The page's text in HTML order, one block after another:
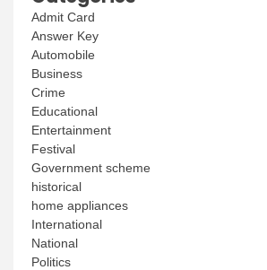
Admit Card
Answer Key
Automobile
Business
Crime
Educational
Entertainment
Festival
Government scheme
historical
home appliances
International
National
Politics